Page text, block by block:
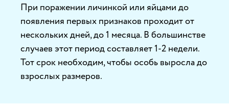
При поражении личинкой или яйцами до
появления первых признаков проходит от
нескольких дней, до 1 месяца. В большинстве
случаев этот период составляет 1-2 недели.
Тот срок необходим, чтобы особь выросла до
взрослых размеров.